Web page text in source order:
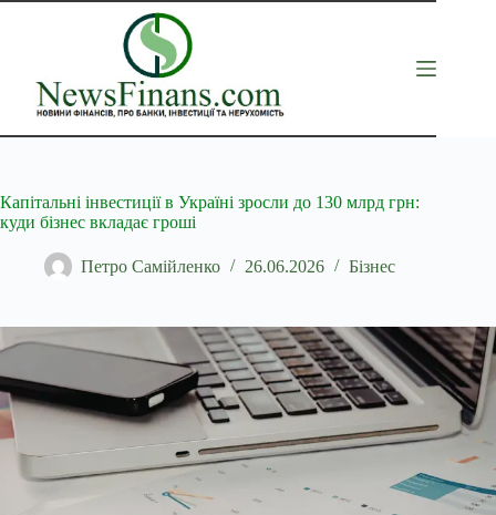
Перейти
Капітальні інвестиції в Україні зросли до 130 млрд грн:
куди бізнес вкладає гроші
Петро Самійленко 26.06.2026 Бізнес